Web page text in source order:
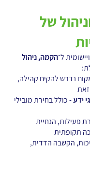
של
הקמה, ניהול
נדרש להקים קהילה,
זאת
ידע- כולל בחירת מובילי
פעילות, הנחיית
תקופתית
הקשבה הדדית,